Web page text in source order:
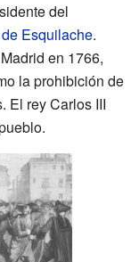
del
Esquilache.
en 1766,
la prohibición de
El rey Carlos III